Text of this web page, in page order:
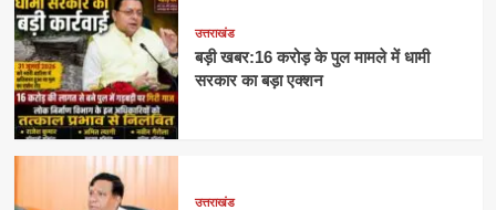
उत्तराखंड
बड़ी खबर:16 करोड़ के पुल मामले में धामी
सरकार का बड़ा एक्शन
उत्तराखंड